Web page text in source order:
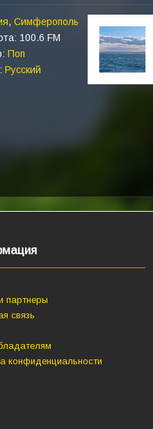
, Симферополь
100.6 FM
Поп
Русский
партнеры
связь
конфиденциальности